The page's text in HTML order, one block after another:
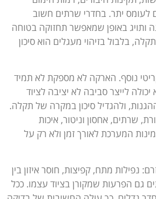
לעומס יתר. בחדרי שרתים חשוב
ותויג באופן שמאפשר תחזוקה בטוחה
בלבול בזיהוי מעגלים הוא סיכון
נוסף. הארקה לא מספקת לא תמיד
יכולה לייצר סביבה לא יציבה לציוד
ולהגדיל סיכון במקרה של תקלה.
שרתים, אחסון וניטור, איכות
המערכת לאורך זמן ולא רק על
נפילות מתח, קפיצות, חוסר איזון בין
גם הפרעות שמקורן בציוד עצמו. ככל